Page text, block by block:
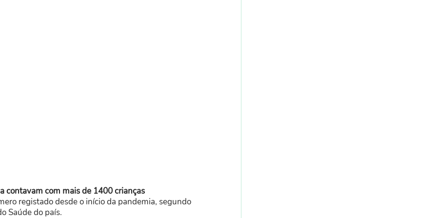
contavam com mais de 1400 crianças
registado desde o início da pandemia, segundo
Saúde do país.